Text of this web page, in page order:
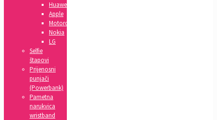
Huawei
Apple
Motorola
Nokia
LG
Selfie
štapovi
Prijenosni
punjači
(Powerbank)
Pametna
narukvica
wristband